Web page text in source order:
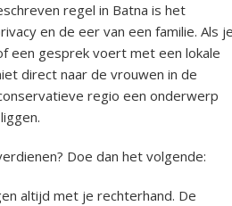
regel in Batna is het
en de eer van een familie. Als
een gesprek voert met een lokale
direct naar de vrouwen in de
regio een onderwerp
Doe dan het volgende:
altijd met je rechterhand. De